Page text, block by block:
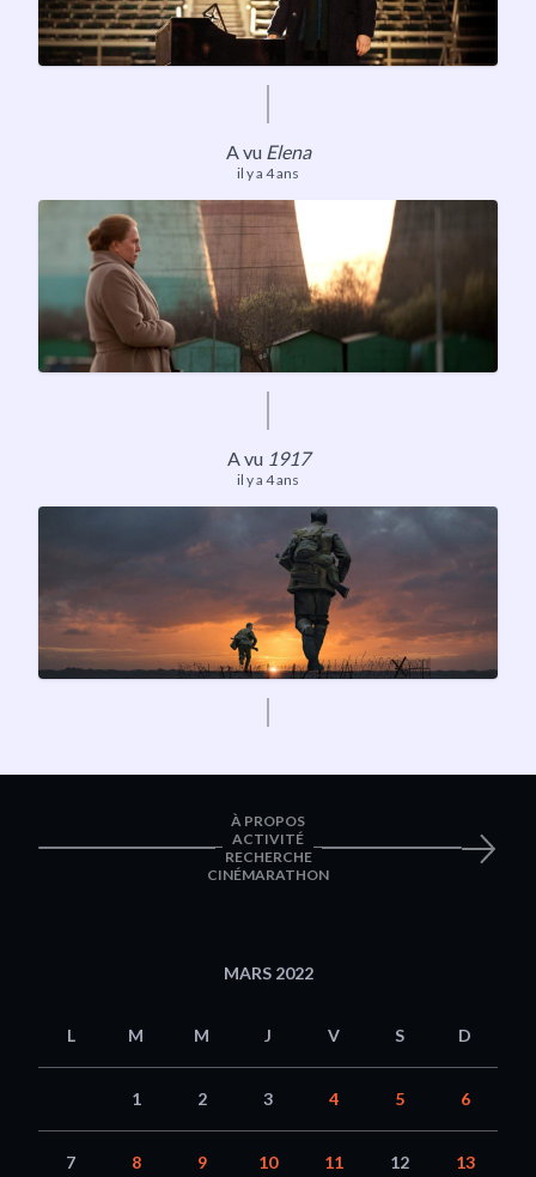
A vu Elena
il y a 4 ans
A vu 1917
il y a 4 ans
À PROPOS
ACTIVITÉ
RECHERCHE
CINÉMARATHON
MARS 2022
L M M J V S D
1 2 3 4 5 6
7 8 9 10 11 12 13